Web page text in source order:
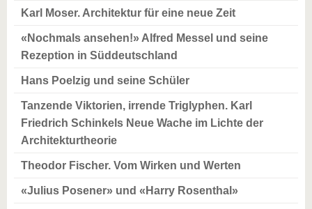
Karl Moser. Architektur für eine neue Zeit
«Nochmals ansehen!» Alfred Messel und seine
Rezeption in Süddeutschland
Hans Poelzig und seine Schüler
Tanzende Viktorien, irrende Triglyphen. Karl
Friedrich Schinkels Neue Wache im Lichte der
Architekturtheorie
Theodor Fischer. Vom Wirken und Werten
«Julius Posener» und «Harry Rosenthal»